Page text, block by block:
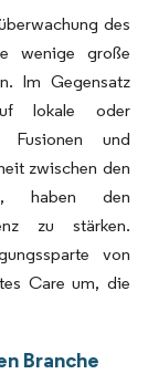
des
wenige große
Im Gegensatz
lokale oder
Fusionen und
zwischen den
haben den
zu stärken.
von
Care um, die
Branche